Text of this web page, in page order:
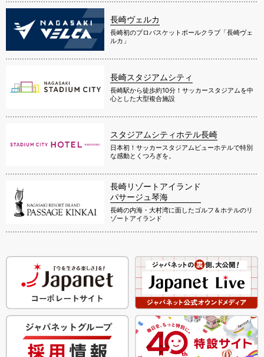
長崎ヴェルカ
長崎初のプロバスケットボールクラブ「長崎ヴェ
ルカ」
長崎スタジアムシティ
長崎駅から徒歩約10分！サッカースタジアムを中
心とした大型複合施設
スタジアムシティホテル長崎
日本初！サッカースタジアムビューホテルで特別
な感動とくつろぎを。
長崎リゾートアイランド
パサージュ琴海
長崎の内海・大村湾に面したゴルフ＆ホテルのリ
ゾートアイランド